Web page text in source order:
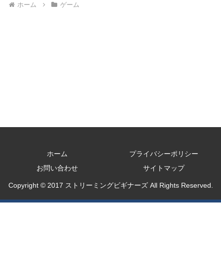
ホーム ゲーム
ホーム
プライバシーポリシー
お問い合わせ
サイトマップ
Copyright © 2017 ストリーミングビギナーズ All Rights Reserved.